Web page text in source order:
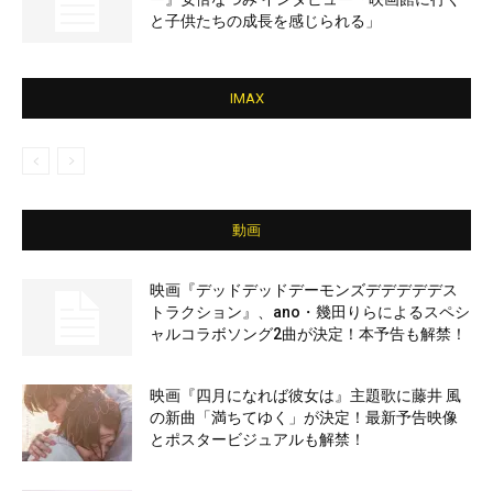
と子供たちの成長を感じられる」
IMAX
動画
映画『デッドデッドデーモンズデデデデデス
トラクション』、ano・幾田りらによるスペシ
ャルコラボソング2曲が決定！本予告も解禁！
映画『四月になれば彼女は』主題歌に藤井 風
の新曲「満ちてゆく」が決定！最新予告映像
とポスタービジュアルも解禁！